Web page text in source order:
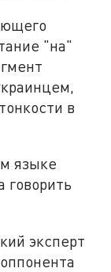
"на"
в
языке
говорить
эксперт